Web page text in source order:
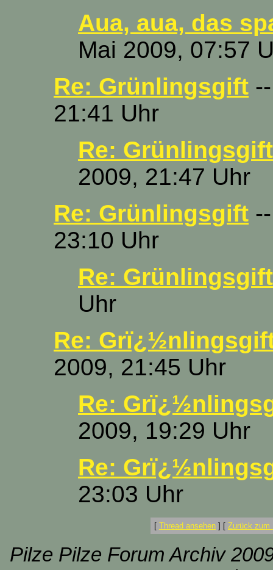
Aua, aua, das
Mai 2009, 07:57
Re: Grünlingsgift
21:41 Uhr
Re: Grünlingsgift
2009, 21:47 Uhr
Re: Grünlingsgift
23:10 Uhr
Re: Grünlingsgift
Uhr
Re:
2009, 21:45 Uhr
Re:
2009, 19:29 Uhr
Re:
23:03 Uhr
[ Thread ansehen ] [ Zurück zum
Pilze Pilze Forum Archiv